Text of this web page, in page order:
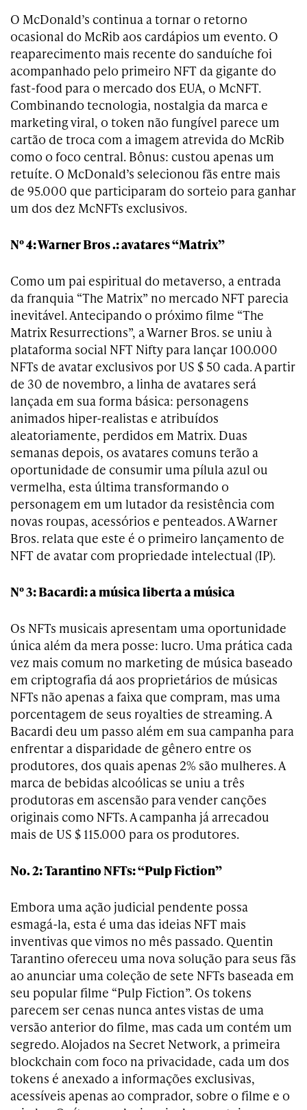
O McDonald’s continua a tornar o retorno
ocasional do McRib aos cardápios um evento. O
reaparecimento mais recente do sanduíche foi
acompanhado pelo primeiro NFT da gigante do
fast-food para o mercado dos EUA, o McNFT.
Combinando tecnologia, nostalgia da marca e
marketing viral, o token não fungível parece um
cartão de troca com a imagem atrevida do McRib
como o foco central. Bônus: custou apenas um
retuíte. O McDonald’s selecionou fãs entre mais
de 95.000 que participaram do sorteio para ganhar
um dos dez McNFTs exclusivos.
Nº 4: Warner Bros .: avatares “Matrix”
Como um pai espiritual do metaverso, a entrada
da franquia “The Matrix” no mercado NFT parecia
inevitável. Antecipando o próximo filme “The
Matrix Resurrections”, a Warner Bros. se uniu à
plataforma social NFT Nifty para lançar 100.000
NFTs de avatar exclusivos por US $ 50 cada. A partir
de 30 de novembro, a linha de avatares será
lançada em sua forma básica: personagens
animados hiper-realistas e atribuídos
aleatoriamente, perdidos em Matrix. Duas
semanas depois, os avatares comuns terão a
oportunidade de consumir uma pílula azul ou
vermelha, esta última transformando o
personagem em um lutador da resistência com
novas roupas, acessórios e penteados. A Warner
Bros. relata que este é o primeiro lançamento de
NFT de avatar com propriedade intelectual (IP).
Nº 3: Bacardi: a música liberta a música
Os NFTs musicais apresentam uma oportunidade
única além da mera posse: lucro. Uma prática cada
vez mais comum no marketing de música baseado
em criptografia dá aos proprietários de músicas
NFTs não apenas a faixa que compram, mas uma
porcentagem de seus royalties de streaming. A
Bacardi deu um passo além em sua campanha para
enfrentar a disparidade de gênero entre os
produtores, dos quais apenas 2% são mulheres. A
marca de bebidas alcoólicas se uniu a três
produtoras em ascensão para vender canções
originais como NFTs. A campanha já arrecadou
mais de US $ 115.000 para os produtores.
No. 2: Tarantino NFTs: “Pulp Fiction”
Embora uma ação judicial pendente possa
esmagá-la, esta é uma das ideias NFT mais
inventivas que vimos no mês passado. Quentin
Tarantino ofereceu uma nova solução para seus fãs
ao anunciar uma coleção de sete NFTs baseada em
seu popular filme “Pulp Fiction”. Os tokens
parecem ser cenas nunca antes vistas de uma
versão anterior do filme, mas cada um contém um
segredo. Alojados na Secret Network, a primeira
blockchain com foco na privacidade, cada um dos
tokens é anexado a informações exclusivas,
acessíveis apenas ao comprador, sobre o filme e o